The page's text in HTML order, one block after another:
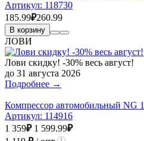
Артикул: 118730
185.99₽260.99
В корзину
ЛОВИ
Лови скидку! -30% весь август!
до 31 августа 2026
Подробнее →
Компрессор автомобильный NG
Артикул: 114916
1 359₽ 1 599.99₽